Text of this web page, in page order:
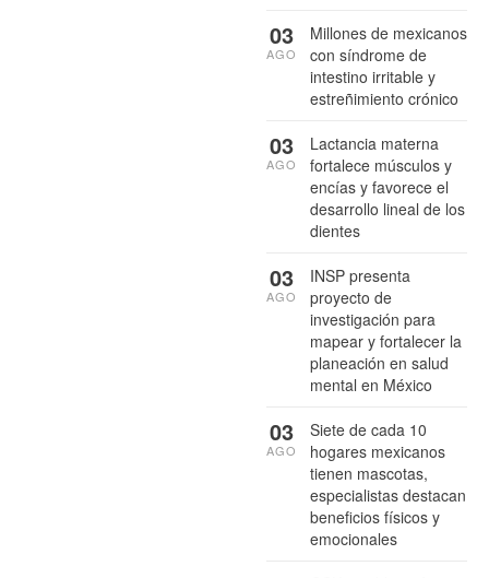
Millones de mexicanos
con síndrome de
intestino irritable y
estreñimiento crónico
03
AGO
Lactancia materna
fortalece músculos y
encías y favorece el
desarrollo lineal de los
dientes
03
AGO
INSP presenta
proyecto de
investigación para
mapear y fortalecer la
planeación en salud
mental en México
03
AGO
Siete de cada 10
hogares mexicanos
tienen mascotas,
especialistas destacan
beneficios físicos y
emocionales
03
AGO